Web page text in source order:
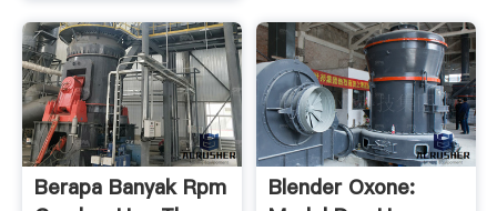
Berapa Banyak Rpm
Blender Oxone: